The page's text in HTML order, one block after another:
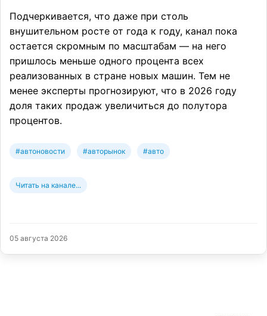
Подчеркивается, что даже при столь
внушительном росте от года к году, канал пока
остается скромным по масштабам — на него
пришлось меньше одного процента всех
реализованных в стране новых машин. Тем не
менее эксперты прогнозируют, что в 2026 году
доля таких продаж увеличиться до полутора
процентов.
#автоновости #авторынок #авто
Читать на канале...
05 августа 2026